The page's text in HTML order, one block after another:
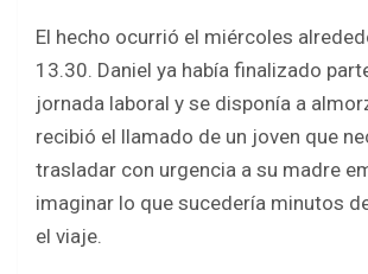
El hecho ocurrió el miércoles
13.30. Daniel ya había finalizado
jornada laboral y se disponía a
recibió el llamado de un joven que
trasladar con urgencia a su madre
imaginar lo que sucedería minutos
el viaje.